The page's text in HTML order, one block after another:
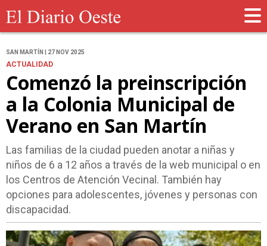
SAN MARTÍN | 27 NOV 2025
ACTUALIDAD
Comenzó la preinscripción
a la Colonia Municipal de
Verano en San Martín
Las familias de la ciudad pueden anotar a niñas y
niños de 6 a 12 años a través de la web municipal o en
los Centros de Atención Vecinal. También hay
opciones para adolescentes, jóvenes y personas con
discapacidad.